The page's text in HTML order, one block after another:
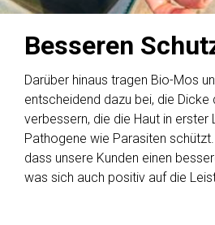
Besseren
Darüber hinaus tragen Bio-Mos
entscheidend dazu bei, die
verbessern, die die Haut in erster
Pathogene wie Parasiten
dass unsere Kunden einen
was sich auch positiv auf die